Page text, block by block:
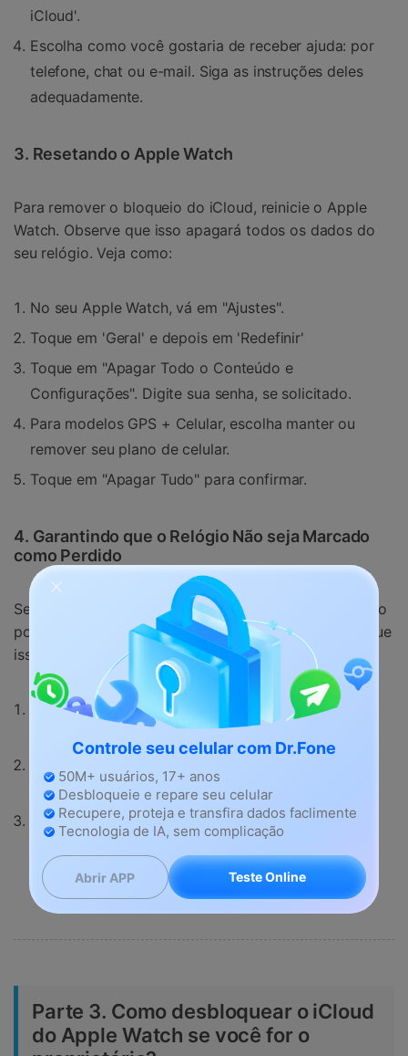
Controle seu celular com Dr.Fone
50M+ usuários, 17+ anos
Desbloqueie e repare seu celular
Recupere, proteja e transfira dados faclimente
Tecnologia de IA, sem complicação
Abrir APP Teste Online
iCloud'.
Escolha como você gostaria de receber ajuda: por
telefone, chat ou e-mail. Siga as instruções deles
adequadamente.
3. Resetando o Apple Watch
Para remover o bloqueio do iCloud, reinicie o Apple
Watch. Observe que isso apagará todos os dados do
seu relógio. Veja como:
No seu Apple Watch, vá em "Ajustes".
Toque em 'Geral' e depois em 'Redefinir'
Toque em "Apagar Todo o Conteúdo e
Configurações". Digite sua senha, se solicitado.
Para modelos GPS + Celular, escolha manter ou
remover seu plano de celular.
Toque em "Apagar Tudo" para confirmar.
4. Garantindo que o Relógio Não seja Marcado
como Perdido
Se o seu Apple Watch for marcado como perdido, isso
poderá interferir no processo de desbloqueio. Verifique
isso em "Encontre meu iPhone":
Volte para o site do iCloud e clique em "Encontrar
Apple Watch.
Se 'Marcar como perdido' estiver habilitado, clique
para desabilitá-lo.
Parte 3. Como desbloquear o iCloud
do Apple Watch se você for o